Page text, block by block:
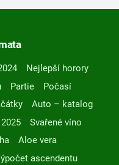
Nejlepší horory
Partie
Počasí
Auto – katalog
Svařené víno
Aloe vera
ascendentu